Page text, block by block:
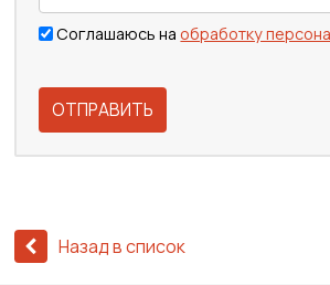
Соглашаюсь наобработку
ОТПРАВИТЬ
Назад в список